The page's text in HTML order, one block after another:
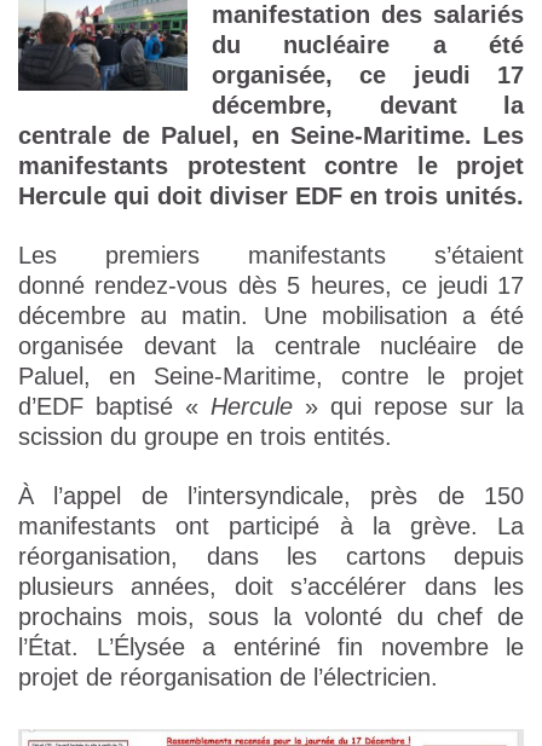
manifestation des salariés
du nucléaire a été
organisée, ce jeudi 17
décembre, devant la
centrale de Paluel, en Seine-Maritime. Les
manifestants protestent contre le projet
Hercule qui doit diviser EDF en trois unités.
Les premiers manifestants s’étaient
donné rendez-vous dès 5 heures, ce jeudi 17
décembre au matin. Une mobilisation a été
organisée devant la centrale nucléaire de
Paluel, en Seine-Maritime, contre le projet
d’EDF baptisé « Hercule » qui repose sur la
scission du groupe en trois entités.
À l’appel de l’intersyndicale, près de 150
manifestants ont participé à la grève. La
réorganisation, dans les cartons depuis
plusieurs années, doit s’accélérer dans les
prochains mois, sous la volonté du chef de
l’État. L’Élysée a entériné fin novembre le
projet de réorganisation de l’électricien.